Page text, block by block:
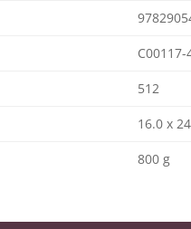
C00117-
512
16.0 x
800 g